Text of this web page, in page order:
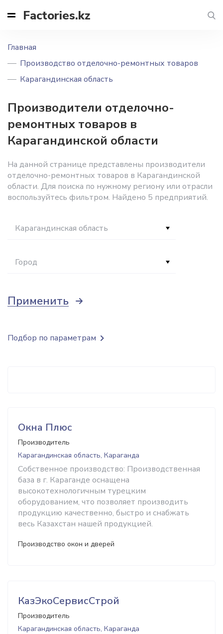
Factories.kz
Главная
Производство отделочно-ремонтных товаров
Карагандинская область
Производители отделочно-
ремонтных товаров в
Карагандинской области
На данной странице представлены производители
отделочно-ремонтных товаров в Карагандинской
области. Для поиска по нужному региону или отрасли
воспользуйтесь фильтром. Найдено 5 предприятий.
Карагандинская область
Город
Применить
Окна Плюс
Производитель
Карагандинская область, Караганда
Собственное производство: Производственная
база в г. Караганде оснащена
высокотехнологичным турецким
оборудованием, что позволяет производить
продукцию качественно, быстро и снабжать
весь Казахстан нашей продукцией.
Производство окон и дверей
КазЭкоСервисСтрой
Производитель
Карагандинская область, Караганда
Подбор по параметрам